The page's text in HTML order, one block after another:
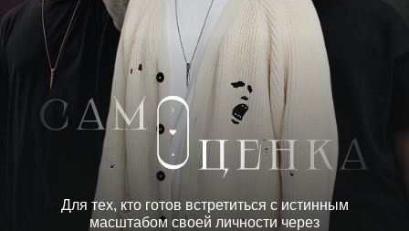
Для тех, кто готов встретиться с истинным
масштабом своей личности через